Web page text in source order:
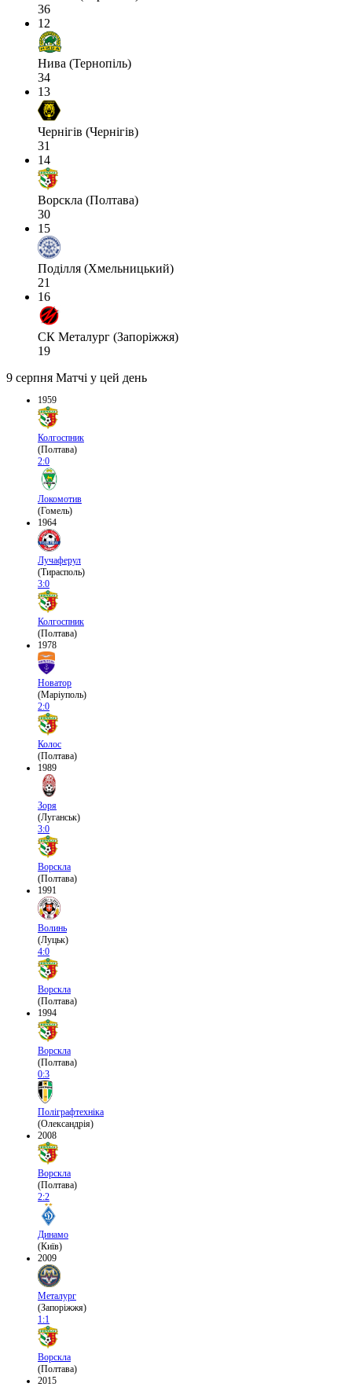
36
12
Нива (Тернопіль)
34
13
Чернігів (Чернігів)
31
14
Ворскла (Полтава)
30
15
Поділля (Хмельницький)
21
16
СК Металург (Запоріжжя)
19
9 серпня Матчі у цей день
1959
Колгоспник
(Полтава)
2:0
Локомотив
(Гомель)
1964
Лучаферул
(Тирасполь)
3:0
Колгоспник
(Полтава)
1978
Новатор
(Маріуполь)
2:0
Колос
(Полтава)
1989
Зоря
(Луганськ)
3:0
Ворскла
(Полтава)
1991
Волинь
(Луцьк)
4:0
Ворскла
(Полтава)
1994
Ворскла
(Полтава)
0:3
Поліграфтехніка
(Олександрія)
2008
Ворскла
(Полтава)
2:2
Динамо
(Київ)
2009
Металург
(Запоріжжя)
1:1
Ворскла
(Полтава)
2015